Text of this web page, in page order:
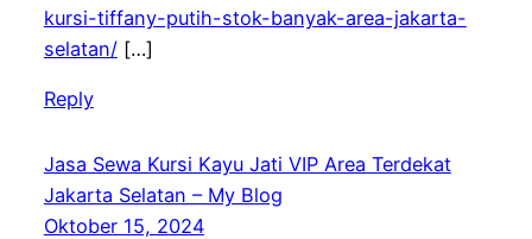
kursi-tiffany-putih-stok-banyak-area-jakarta-
selatan/[…]
Reply
Jasa Sewa Kursi Kayu Jati VIP Area Terdekat
Jakarta Selatan – My Blog
Oktober 15, 2024